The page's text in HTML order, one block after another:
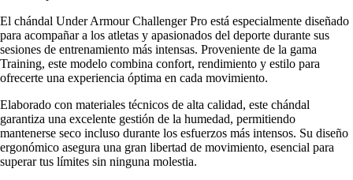
El chándal Under Armour Challenger Pro está especialmente diseñado
para acompañar a los atletas y apasionados del deporte durante sus
sesiones de entrenamiento más intensas. Proveniente de la gama
Training, este modelo combina confort, rendimiento y estilo para
ofrecerte una experiencia óptima en cada movimiento.
Elaborado con materiales técnicos de alta calidad, este chándal
garantiza una excelente gestión de la humedad, permitiendo
mantenerse seco incluso durante los esfuerzos más intensos. Su diseño
ergonómico asegura una gran libertad de movimiento, esencial para
superar tus límites sin ninguna molestia.